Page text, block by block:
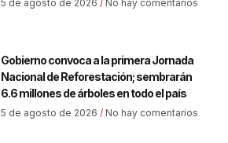
5 de agosto de 2026 No hay comentarios
Gobierno convoca a la primera Jornada
Nacional de Reforestación; sembrarán
6.6 millones de árboles en todo el país
5 de agosto de 2026 No hay comentarios